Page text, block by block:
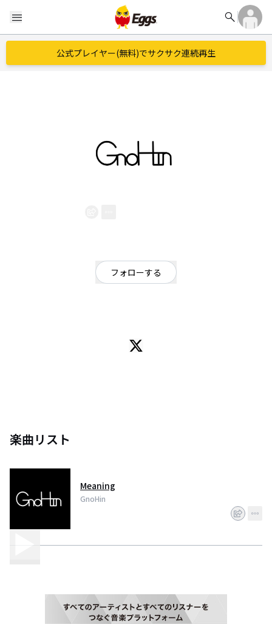
menu search
公式プレイヤー(無料)でサクサク連続再生
フォローする
楽曲リスト
Meaning
GnoHin